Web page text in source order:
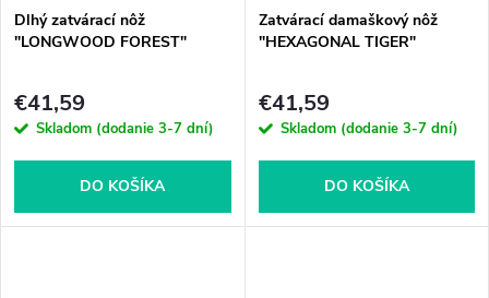
Dlhý zatvárací nôž
"LONGWOOD FOREST"
€41,59
Skladom (dodanie 3-7 dní)
DO KOŠÍKA
Zatvárací damaškový nôž
"HEXAGONAL TIGER"
€41,59
Skladom (dodanie 3-7 dní)
DO KOŠÍKA